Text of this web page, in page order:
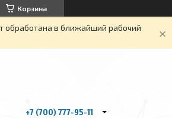
Корзина
обработана в ближайший рабочий
+7 (700) 777-95-11